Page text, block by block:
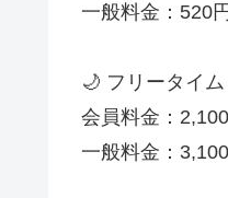
一般料金：520
🌙 フリータイ
会員料金：
一般料金：